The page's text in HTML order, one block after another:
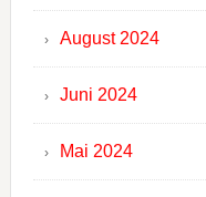
August 2024
Juni 2024
Mai 2024